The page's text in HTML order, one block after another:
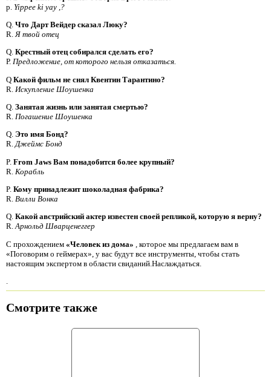
р. Yippee ki yay ,?
Q. Что Дарт Вейдер сказал Люку?
R.Я твой отец
Q. Крестный отец собирался сделать его?
Р. Предложение, от которого нельзя отказаться.
Q Какой фильм не снял Квентин Тарантино?
R. Искупление Шоушенка
Q. Занятая жизнь или занятая смертью?
R. Погашение Шоушенка
Q. Это имя Бонд?
R.Джеймс Бонд
P. From Jaws Вам понадобится более крупный?
R. Корабль
P. Кому принадлежит шоколадная фабрика?
R. Вилли Вонка
Q. Какой австрийский актер известен своей репликой, которую я верну?
R.Арнольд Шварценеггер
С прохождением «Человек из дома»
, которое мы предлагаем вам в
«Поговорим о геймерах», у вас будут все инструменты, чтобы стать
настоящим экспертом в области свиданий.Наслаждаться.
.
Смотрите также